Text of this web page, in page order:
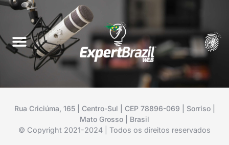
Rua Criciúma, 165 | Centro-Sul | CEP 78896-069 | Sorriso |
Mato Grosso | Brasil
© Copyright 2021-2024 | Todos os direitos reservados